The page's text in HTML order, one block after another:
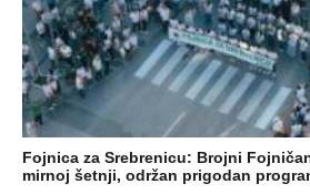
Fojnica za Srebrenicu: Brojni
mirnoj šetnji, održan prigodan